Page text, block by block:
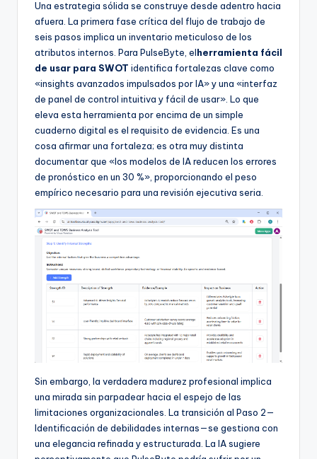
Una estrategia sólida se construye desde adentro hacia
afuera. La primera fase crítica del flujo de trabajo de
seis pasos implica un inventario meticuloso de los
atributos internos. Para PulseByte, elherramienta fácil
de usar para SWOT identifica fortalezas clave como
«insights avanzados impulsados por IA» y una «interfaz
de panel de control intuitiva y fácil de usar». Lo que
eleva esta herramienta por encima de un simple
cuaderno digital es el requisito de evidencia. Es una
cosa afirmar una fortaleza; es otra muy distinta
documentar que «los modelos de IA reducen los errores
de pronóstico en un 30 %», proporcionando el peso
empírico necesario para una revisión ejecutiva seria.
Sin embargo, la verdadera madurez profesional implica
una mirada sin parpadear hacia el espejo de las
limitaciones organizacionales. La transición al Paso 2—
Identificación de debilidades internas—se gestiona con
una elegancia refinada y estructurada. La IA sugiere